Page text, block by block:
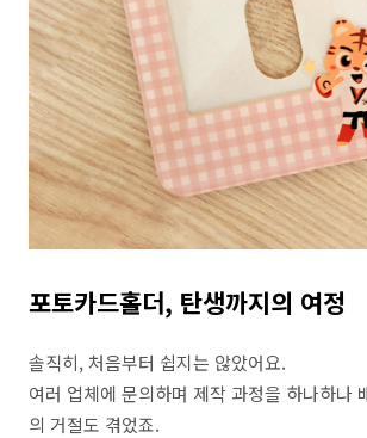
포토카드홀더, 탄생까지의 여정
솔직히, 처음부터 쉽지는 않았어요.
여러 업체에 문의하며 제작 과정을 하나하나
의 거절도 겪었죠.